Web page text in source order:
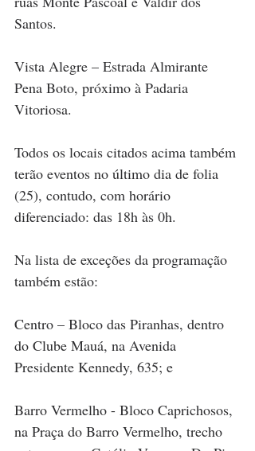
Santos.
Vista Alegre – Estrada Almirante
Pena Boto, próximo à Padaria
Vitoriosa.
Todos os locais citados acima também
terão eventos no último dia de folia
(25), contudo, com horário
diferenciado: das 18h às 0h.
Na lista de exceções da programação
também estão:
Centro – Bloco das Piranhas, dentro
do Clube Mauá, na Avenida
Presidente Kennedy, 635; e
Barro Vermelho - Bloco Caprichosos,
na Praça do Barro Vermelho, trecho